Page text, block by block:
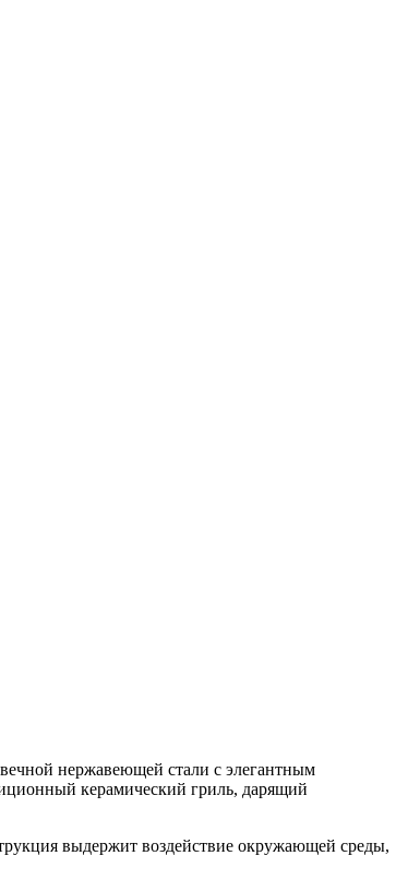
нержавеющей стали с элегантным
керамический гриль, дарящий
выдержит воздействие окружающей среды,